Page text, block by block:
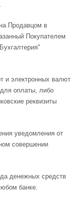
Продавцом в
Покупателем
и электронных валют
оплаты, либо
реквизиты
уведомления от
совершении
денежных средств
банке.